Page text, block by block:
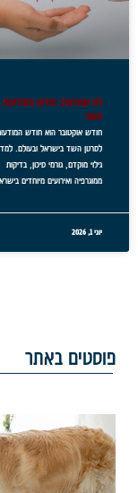
לא שוכחות: חודש המודעות לסרטן
חודש אוקטובר הוא חודש המודעות
לסרטן השד בישראל ובעולם. למדי על
גילוי מוקדם, גורמי סיכון, בדיקות
ממוגרפיה ואירועים מיוחדים בישראל.
באתר